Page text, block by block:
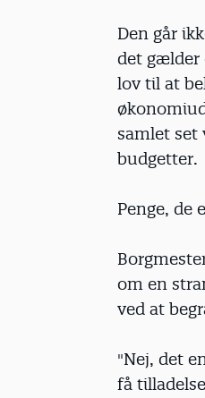
Den går
det gælder
lov til at
samlet set
budgetter.
Penge, de
om en
ved at
"Nej, det
få